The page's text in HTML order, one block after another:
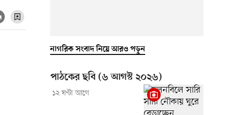
নাগরিক সংবাদ নিয়ে আরও পড়ুন
পাঠকের ছবি (৬ আগস্ট ২০২৬)
১২ ঘণ্টা আগে